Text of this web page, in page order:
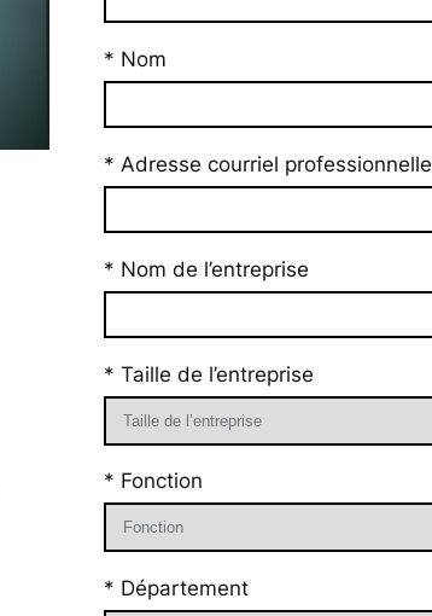
* Nom
* Adresse courriel professionnelle
* Nom de l’entreprise
* Taille de l’entreprise
* Fonction
* Département